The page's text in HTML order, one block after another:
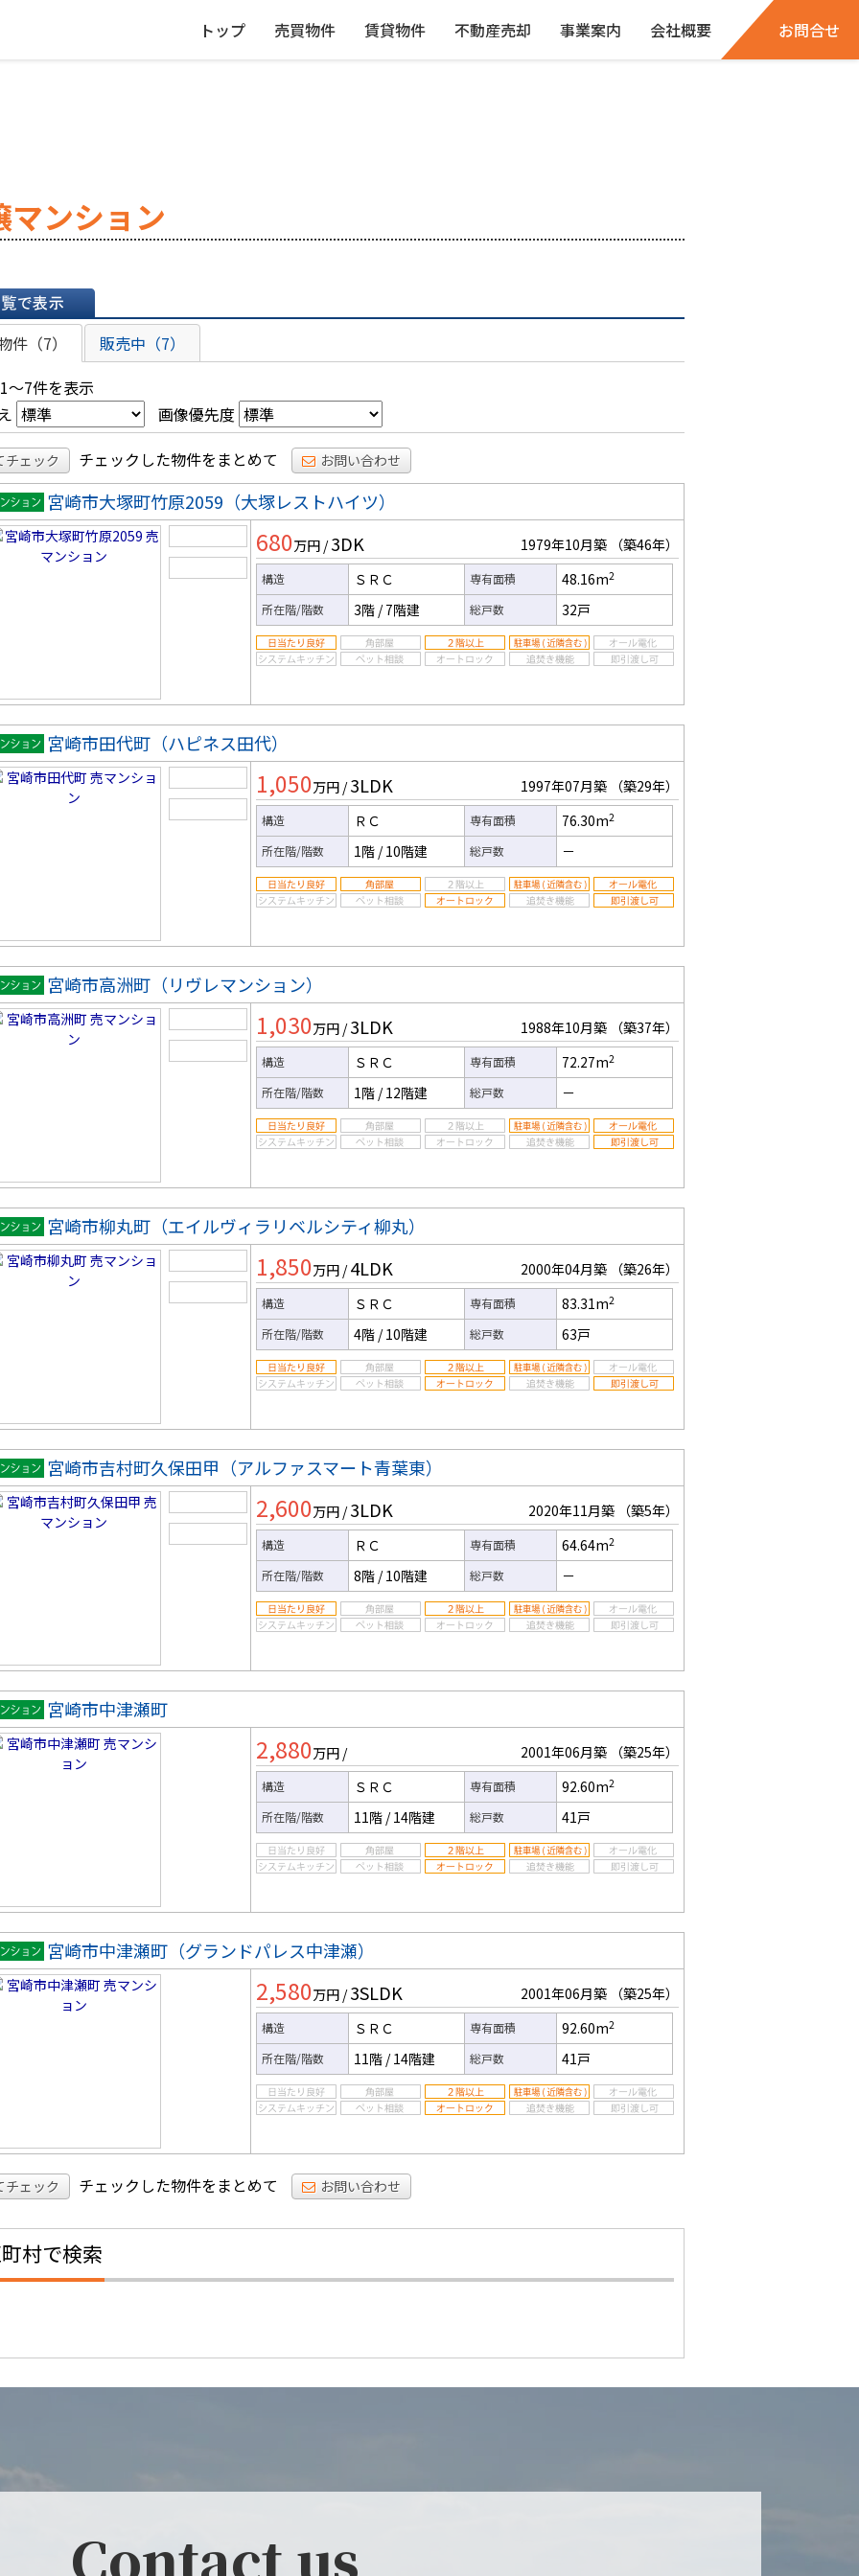
トップ 売買物件 賃貸物件 不動産売却 事業案内 会社概要 お問合せ
マンション
示
件（7）
販売中（7）
～7件を表示
画像優先度
チェック チェックした物件をまとめて お問い合わせ
ンシ
宮崎市大塚町竹原2059（大塚レストハイツ）
680万円 / 3DK 1979年10月築 （築46年）
構造 ＳＲＣ 専有面積 48.16m2
所在階/階数 3階 /7階建 総戸数 32戸
ンシ
宮崎市田代町（ハピネス田代）
1,050万円 / 3LDK 1997年07月築 （築29年）
構造 ＲＣ 専有面積 76.30m2
所在階/階数 1階 /10階建 総戸数 －
ンシ
宮崎市高洲町（リヴレマンション）
1,030万円 / 3LDK 1988年10月築 （築37年）
構造 ＳＲＣ 専有面積 72.27m2
所在階/階数 1階 /12階建 総戸数 －
ンシ
宮崎市柳丸町（エイルヴィラリベルシティ柳丸）
1,850万円 / 4LDK 2000年04月築 （築26年）
構造 ＳＲＣ 専有面積 83.31m2
所在階/階数 4階 /10階建 総戸数 63戸
ンシ
宮崎市吉村町久保田甲（アルファスマート青葉東）
2,600万円 / 3LDK 2020年11月築 （築5年）
構造 ＲＣ 専有面積 64.64m2
所在階/階数 8階 /10階建 総戸数 －
ンシ
宮崎市中津瀬町
2,880万円 / 2001年06月築 （築25年）
構造 ＳＲＣ 専有面積 92.60m2
所在階/階数 11階 /14階建 総戸数 41戸
ンシ
宮崎市中津瀬町（グランドパレス中津瀬）
2,580万円 / 3SLDK 2001年06月築 （築25年）
構造 ＳＲＣ 専有面積 92.60m2
所在階/階数 11階 /14階建 総戸数 41戸
チェック チェックした物件をまとめて お問い合わせ
村で検索
Contact us